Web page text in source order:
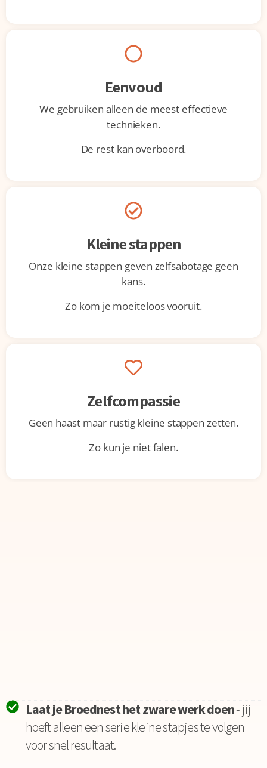
Eenvoud
We gebruiken alleen de meest effectieve
technieken.
De rest kan overboord.
Kleine stappen
Onze kleine stappen geven zelfsabotage geen
kans.
Zo kom je moeiteloos vooruit.
Zelfcompassie
Geen haast maar rustig kleine stappen zetten.
Zo kun je niet falen.
Laat je Broednest het zware werk doen- jij
hoeft alleen een serie kleine stapjes te volgen
voor snel resultaat.